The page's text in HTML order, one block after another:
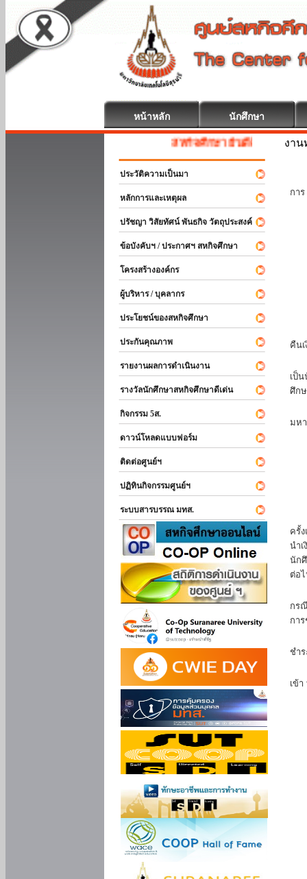
หน้าหลัก นักศึกษา
สหกิจศึกษา ยินดีต้อนรับ
ประวัติความเป็นมา
หลักการและเหตุผล
ปรัชญา วิสัยทัศน์ พันธกิจ วัตถุประสงค์
ข้อบังคับฯ / ประกาศฯ สหกิจศึกษา
โครงสร้างองค์กร
ผู้บริหาร / บุคลากร
ประโยชน์ของสหกิจศึกษา
ประกันคุณภาพ
รายงานผลการดำเนินงาน
รางวัลนักศึกษาสหกิจศึกษาดีเด่น
กิจกรรม 5ส.
ดาวน์โหลดแบบฟอร์ม
ติดต่อศูนย์ฯ
ปฏิทินกิจกรรมศูนย์ฯ
ระบบสารบรรณ มทส.
งา
กา
คืน
เป็
ศึก
มห
ครั้
นำ
นัก
ต่อ
กร
กา
ชำ
เข้